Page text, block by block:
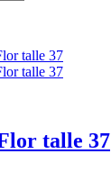
talle 37